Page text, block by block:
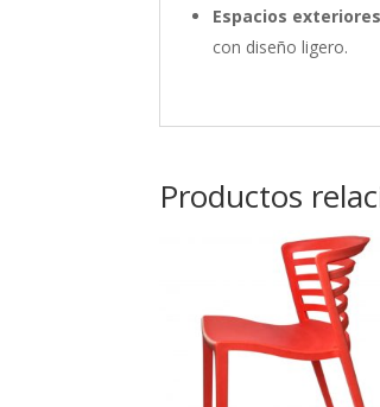
Espacios
con diseño ligero.
Productos